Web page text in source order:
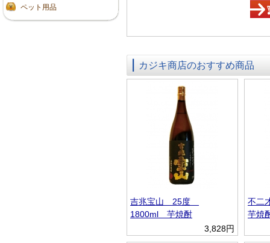
ペット用品
カジキ商店のおすすめ商品
吉兆宝山 25度
1800ml 芋焼酎
3,828円
不
芋焼